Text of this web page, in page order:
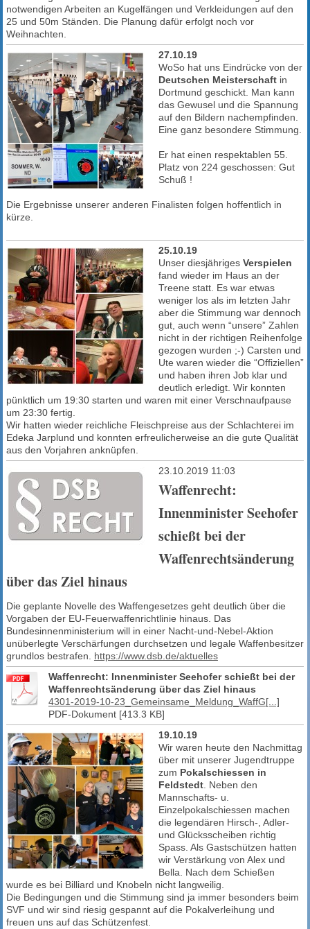
notwendigen Arbeiten an Kugelfängen und Verkleidungen auf den
25 und 50m Ständen. Die Planung dafür erfolgt noch vor
Weihnachten.
27.10.19
WoSo hat uns Eindrücke von der
Deutschen Meisterschaftin
Dortmund geschickt. Man kann
das Gewusel und die Spannung
auf den Bildern nachempfinden.
Eine ganz besondere Stimmung.
Er hat einen respektablen 55.
Platz von 224 geschossen: Gut
Schuß !
Die Ergebnisse unserer anderen Finalisten folgen hoffentlich in
kürze.
25.10.19
Unser diesjähriges Verspielen
fand wieder im Haus an der
Treene statt. Es war etwas
weniger los als im letzten Jahr
aber die Stimmung war dennoch
gut, auch wenn “unsere” Zahlen
nicht in der richtigen Reihenfolge
gezogen wurden ;-) Carsten und
Ute waren wieder die “Offiziellen”
und haben ihren Job klar und
deutlich erledigt. Wir konnten
pünktlich um 19:30 starten und waren mit einer Verschnaufpause
um 23:30 fertig.
Wir hatten wieder reichliche Fleischpreise aus der Schlachterei im
Edeka Jarplund und konnten erfreulicherweise an die gute Qualität
aus den Vorjahren anknüpfen.
23.10.2019 11:03
Waffenrecht:
Innenminister Seehofer
schießt bei der
Waffenrechtsänderung
über das Ziel hinaus
Die geplante Novelle des Waffengesetzes geht deutlich über die
Vorgaben der EU-Feuerwaffenrichtlinie hinaus. Das
Bundesinnenministerium will in einer Nacht-und-Nebel-Aktion
unüberlegte Verschärfungen durchsetzen und legale Waffenbesitzer
grundlos bestrafen. https://www.dsb.de/aktuelles
Waffenrecht: Innenminister Seehofer schießt bei der
Waffenrechtsänderung über das Ziel hinaus
4301-2019-10-23_Gemeinsame_Meldung_WaffG[...]
PDF-Dokument [413.3 KB]
19.10.19
Wir waren heute den Nachmittag
über mit unserer Jugendtruppe
zum Pokalschiessen in
Feldstedt. Neben den
Mannschafts- u.
Einzelpokalschiessen machen
die legendären Hirsch-, Adler-
und Glücksscheiben richtig
Spass. Als Gastschützen hatten
wir Verstärkung von Alex und
Bella. Nach dem Schießen
wurde es bei Billiard und Knobeln nicht langweilig.
Die Bedingungen und die Stimmung sind ja immer besonders beim
SVF und wir sind riesig gespannt auf die Pokalverleihung und
freuen uns auf das Schützenfest.